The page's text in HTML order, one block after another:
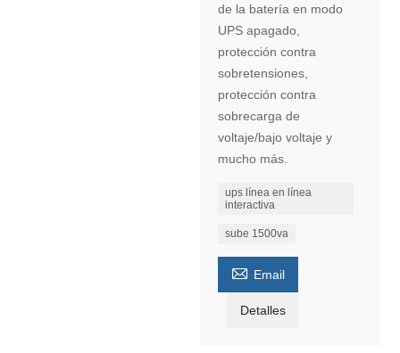
de la batería en modo
UPS apagado,
protección contra
sobretensiones,
protección contra
sobrecarga de
voltaje/bajo voltaje y
mucho más.
ups línea en línea
interactiva
sube 1500va
 Email
Detalles